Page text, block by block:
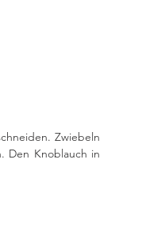
Zwiebeln
Den Knoblauch in